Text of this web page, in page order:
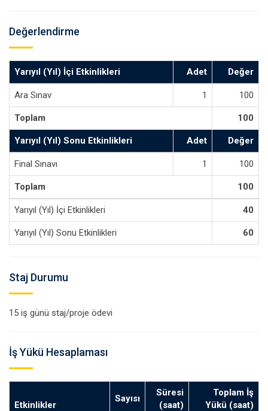
Değerlendirme
Yarıyıl (Yıl) İçi Etkinlikleri Adet Değer
Ara Sınav 1 100
Toplam 100
Yarıyıl (Yıl) Sonu Etkinlikleri Adet Değer
Final Sınavı 1 100
Toplam 100
Yarıyıl (Yıl) İçi Etkinlikleri 40
Yarıyıl (Yıl) Sonu Etkinlikleri 60
Staj Durumu
15 iş günü staj/proje ödevi
İş Yükü Hesaplaması
Etkinlikler
Sayısı
Süresi
(saat)
Toplam İş
Yükü (saat)